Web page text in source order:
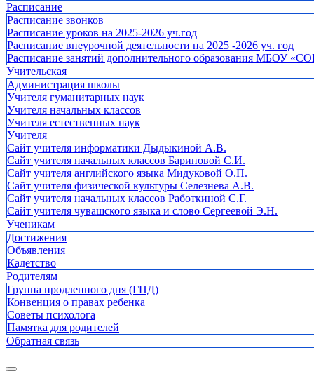
Расписание
Расписание звонков
Расписание уроков на 2025-2026 уч.год
Расписание внеурочной деятельности на 2025 -2026 уч. год
Расписание занятий дополнительного образования МБОУ
Учительская
Администрация школы
Учителя гуманитарных наук
Учителя начальных классов
Учителя естественных наук
Учителя
Cайт учителя информатики Дыдыкиной А.В.
Сайт учителя начальных классов Бариновой С.И.
Сайт учителя английского языка Мидуковой О.П.
Сайт учителя физической культуры Селезнева А.В.
Сайт учителя начальных классов Работкиной С.Г.
Сайт учителя чувашского языка и слово Сергеевой Э.Н.
Ученикам
Достижения
Объявления
Кадетство
Родителям
Группа продленного дня (ГПД)
Конвенция о правах ребенка
Советы психолога
Памятка для родителей
Обратная связь